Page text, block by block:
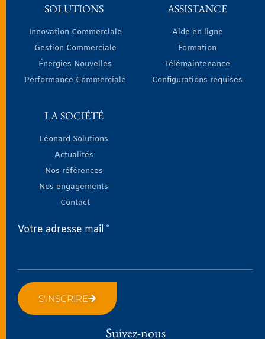
SOLUTIONS
Innovation Commerciale
Gestion Commerciale
Énergies Nouvelles
Performance Commerciale
ASSISTANCE
Aide en ligne
Formation
Télémaintenance
Configurations requises
LA SOCIÉTÉ
Léonard Solutions
Actualités
Nos références
Nos engagements
Contact
Votre adresse mail *
S'INSCRIRE
Suivez-nous